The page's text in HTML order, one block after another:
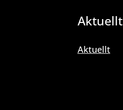
Aktuellt
Aktuellt